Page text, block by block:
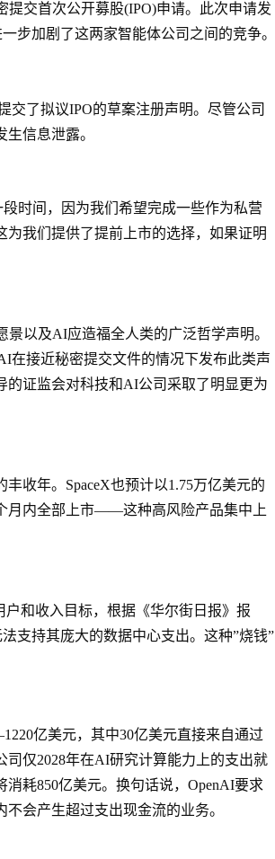
提交首次公开募股(IPO)申请。此次申请发
步加剧了这两家智能体公司之间的竞争。
交了拟议IPO的草案注册声明。尽管公司
信息泄露。
时间，因为我们希望完成一些作为私营
我们提供了提前上市的选择，如果证明
以及AI应造福全人类的广泛哲学声明。
在接近秘密提交文件的情况下发布此类声
的证监会对科技和AI公司采取了明显更为
收年。SpaceX也预计以1.75万亿美元的
月内全部上市——这种高风险产品集中上
和收入目标，根据《华尔街日报》报
支持其庞大的数据中心支出。这种”烧钱”
亿美元，其中30亿美元直接来自通过
仅2028年在AI研究计算能力上的支出就
耗850亿美元。换句话说，OpenAI要求
会产生超过支出现金流的业务。